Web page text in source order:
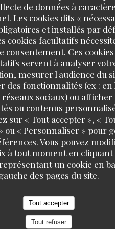
de données à
Les cookies dits «
et installés par
cookies facultatifs
consentement. Ces cookies
servent à analyser
mesurer l'audience du
des fonctionnalités (ex : en
réseaux sociaux) ou afficher
ou contenus
sur « Tout accepter », «
ou « Personnaliser » pour
Vous pouvez
à tout moment en
un cookie en
des pages du site.
Tout accepter
Tout refuser
de saison, un service de
un cadre magnifique. A
3
5/5 CUISINE:
site: en bord de Seine